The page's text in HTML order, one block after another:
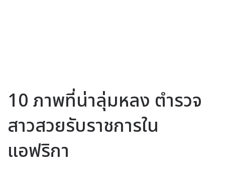
10 ภาพที่น่าลุ่มหลง ตำรวจ
สาวสวยรับราชการใน
แอฟริกา